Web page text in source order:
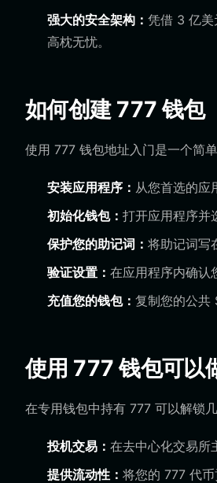
强大的安全架构： 凭借 3 亿
高枕无忧。
如何创建 777 钱包
使用 777 钱包地址入门是一个简
安装应用程序： 从您首选的应
初始化钱包： 打开应用程序并
保护您的助记词： 将助记词写
验证设置： 在应用程序内确认
充值您的钱包： 复制您的公共
使用 777 钱包可以
在专用钱包中持有 777 可以解锁
投机交易： 在去中心化交易所
提供流动性： 将您的 777 代币